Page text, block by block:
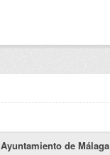
Ayuntamiento de Málaga